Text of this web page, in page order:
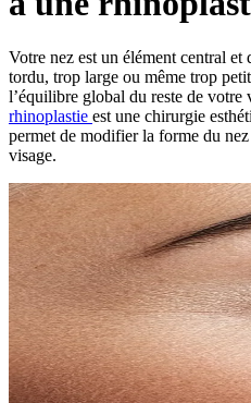
Votre nez est un élément central
tordu, trop large ou même trop
l’équilibre global du reste de votre
rhinoplastie est une chirurgie
permet de modifier la forme du
visage.